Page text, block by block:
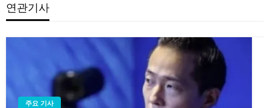
연관기사
주요 기사